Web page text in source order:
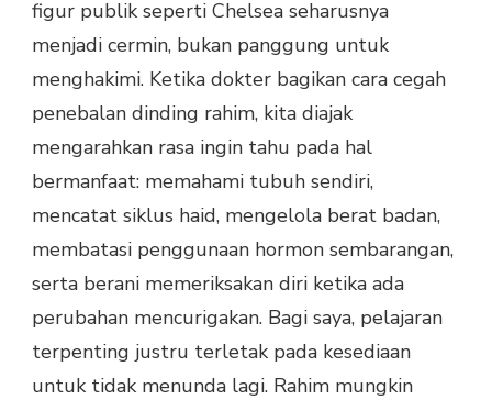
figur publik seperti Chelsea seharusnya
menjadi cermin, bukan panggung untuk
menghakimi. Ketika dokter bagikan cara cegah
penebalan dinding rahim, kita diajak
mengarahkan rasa ingin tahu pada hal
bermanfaat: memahami tubuh sendiri,
mencatat siklus haid, mengelola berat badan,
membatasi penggunaan hormon sembarangan,
serta berani memeriksakan diri ketika ada
perubahan mencurigakan. Bagi saya, pelajaran
terpenting justru terletak pada kesediaan
untuk tidak menunda lagi. Rahim mungkin